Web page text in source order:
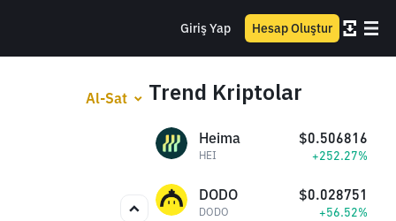
Giriş Yap Hesap Oluştur
Al-Sat Trend Kriptolar
Heima
HEI
$0.506816
+252.27%
DODO
DODO
$0.028751
+56.52%